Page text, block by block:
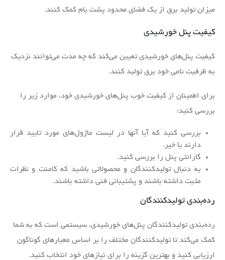
میزان تولید برق از یک فضای محدود پشت بام کمک کنند.
کیفیت پنل خورشیدی
کیفیت پنل‌های خورشیدی تعیین می‌کند که چه مدت می‌توانند نزدیک
به ظرفیت نامی خود برق تولید کنند.
برای اطمینان از کیفیت خوب پنل‌های خورشیدی خود، موارد زیر را
بررسی کنید:
بررسی کنید که آیا آنها در لیست ماژول‌های مورد تایید قرار
دارند یا خیر.
گارانتی پنل را بررسی کنید.
به دنبال تولیدکنندگان و محصولاتی باشید که کامنت و نظرات
مثبت داشته باشند و پشتیبانی فنی داشته باشند.
رده‌بندی تولیدکنندگان
رده‌بندی تولیدکنندگان پنل‌های خورشیدی، سیستمی است که به شما
کمک می‌کند تا تولیدکنندگان مختلف را بر اساس معیارهای گوناگون
ارزیابی کنید و بهترین گزینه را برای نیازهای خود انتخاب کنید.